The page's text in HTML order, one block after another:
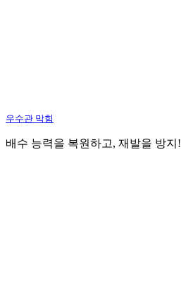
우수관 막힘
배수 능력을 복원하고, 재발을 방지!